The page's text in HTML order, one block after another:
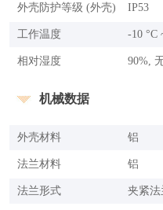
外壳防护等级 (外壳) IP53
工作温度 -10 °C
相对湿度 90%,
机械数据
外壳材料 铝
法兰材料 铝
法兰形式 夹紧法